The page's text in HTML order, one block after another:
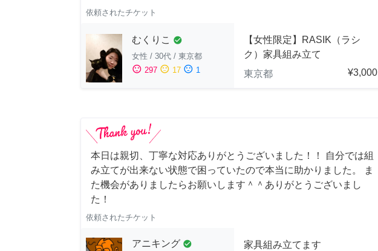
依頼されたチケット
むくりこ check_circle
女性 / 30代 / 東京都
sentiment_satisfied 297 sentiment_neutral 17 sentiment_dissatisfied 1
【女性限定】RASIK（ラシ
ク）家具組み立て
東京都
¥3,000
本日は親切、丁寧な対応ありがとうございました！！ 自分では組
み立てが出来ない状態で困っていたので本当に助かりました。 ま
た機会がありましたらお願いします＾＾ありがとうございまし
た！
依頼されたチケット
アニキング check_circle
家具組み立てます